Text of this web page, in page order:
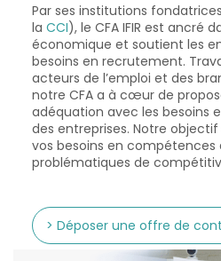
Par ses institutions
la CCI), le CFA IFIR est ancré
économique et soutient les
besoins en recrutement.
acteurs de l’emploi et des
notre CFA a à cœur de
adéquation avec les besoins
des entreprises. Notre
vos besoins en compétences
problématiques de
> Déposer une offre de